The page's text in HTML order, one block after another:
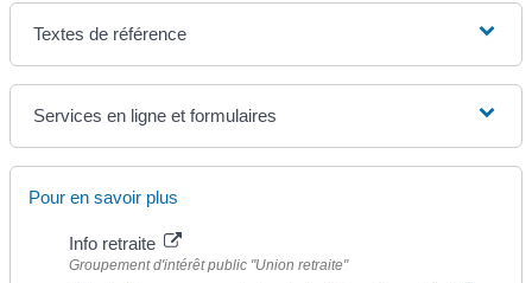
Textes de référence
Services en ligne et formulaires
Pour en savoir plus
Info retraite
Groupement d'intérêt public "Union retraite"